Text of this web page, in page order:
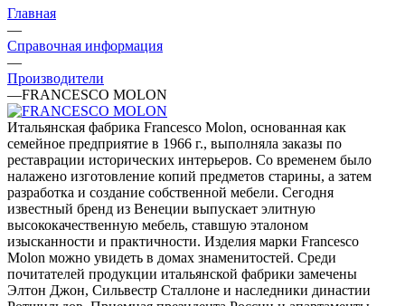
Главная
—
Справочная информация
—
Производители
—FRANCESCO MOLON
Итальянская фабрика Francesco Molon, основанная как
семейное предприятие в 1966 г., выполняла заказы по
реставрации исторических интерьеров. Со временем было
налажено изготовление копий предметов старины, а затем
разработка и создание собственной мебели. Сегодня
известный бренд из Венеции выпускает элитную
высококачественную мебель, ставшую эталоном
изысканности и практичности. Изделия марки Francesco
Molon можно увидеть в домах знаменитостей. Среди
почитателей продукции итальянской фабрики замечены
Элтон Джон, Сильвестр Сталлоне и наследники династии